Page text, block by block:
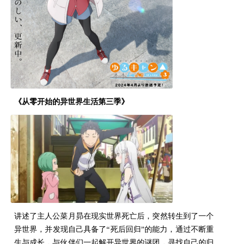
《从零开始的异世界生活第三季》
讲述了主人公菜月昴在现实世界死亡后，突然转生到了一个
异世界，并发现自己具备了“死后回归”的能力，通过不断重